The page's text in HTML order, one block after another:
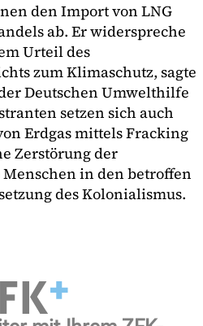
den Import von LNG
ab. Er widerspreche
Urteil des
zum Klimaschutz, sagte
Deutschen Umwelthilfe
setzen sich auch
Erdgas mittels Fracking
Zerstörung der
in den betroffen
des Kolonialismus.